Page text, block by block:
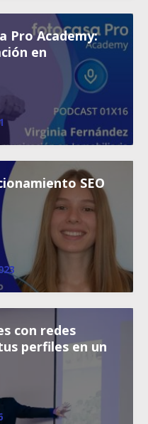
Pro Academy:
en
SEO
con redes
perfiles en un